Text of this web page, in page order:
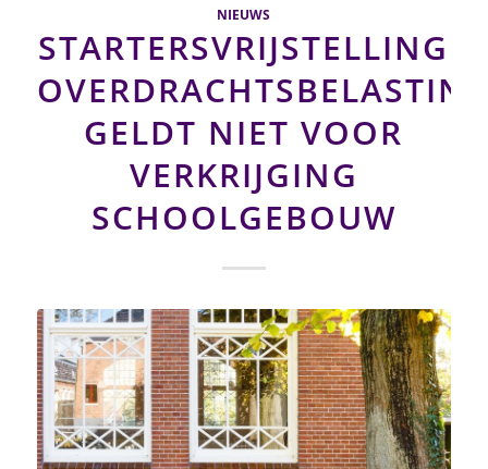
NIEUWS
STARTERSVRIJSTELLING
GELDT NIET VOOR
VERKRIJGING
SCHOOLGEBOUW